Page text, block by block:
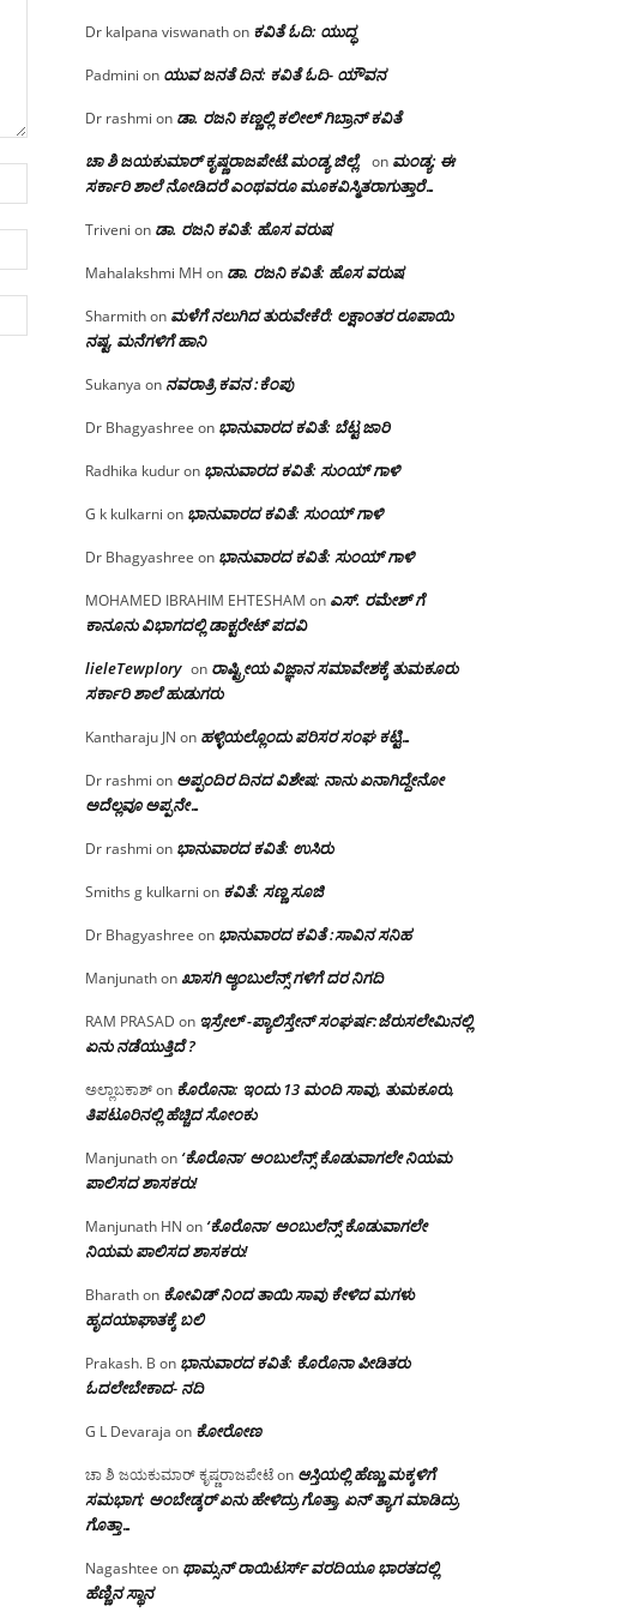
Website:
Dr kalpana viswanathon ಕವಿತೆ ಓದಿ: ಯುದ್ಧ
Padmini on ಯುವ ಜನತೆ ದಿನ: ಕವಿತೆ ಓದಿ- ಯೌವನ
Dr rashmi on ಡಾ. ರಜನಿ‌ ಕಣ್ಣಲ್ಲಿ ಕಲೀಲ್ ಗಿಬ್ರಾನ್ ಕವಿತೆ
ಚಾ ಶಿ ಜಯಕುಮಾರ್ ಕೃಷ್ಣರಾಜಪೇಟೆ.ಮಂಡ್ಯ ಜಿಲ್ಲೆ. on ಮಂಡ್ಯ: ಈ
ಸರ್ಕಾರಿ ಶಾಲೆ ನೋಡಿದರೆ ಎಂಥವರೂ ಮೂಕವಿಸ್ಮಿತರಾಗುತ್ತಾರೆ…
Triveni on ಡಾ. ರಜನಿ ಕವಿತೆ: ಹೊಸ ವರುಷ
Mahalakshmi MH on ಡಾ. ರಜನಿ ಕವಿತೆ: ಹೊಸ ವರುಷ
Sharmithon ಮಳೆಗೆ ನಲುಗಿದ ತುರುವೇಕೆರೆ: ಲಕ್ಷಾಂತರ ರೂಪಾಯಿ
ನಷ್ಟ, ಮನೆಗಳಿಗೆ ಹಾನಿ
Sukanya on ನವರಾತ್ರಿ ಕವನ :ಕೆಂಪು
Dr Bhagyashree on ಭಾನುವಾರದ ಕವಿತೆ: ಬೆಟ್ಟ ಜಾರಿ
Radhika kuduron ಭಾನುವಾರದ ಕವಿತೆ: ಸುಂಯ್ ಗಾಳಿ
G k kulkarni on ಭಾನುವಾರದ ಕವಿತೆ: ಸುಂಯ್ ಗಾಳಿ
Dr Bhagyashree on ಭಾನುವಾರದ ಕವಿತೆ: ಸುಂಯ್ ಗಾಳಿ
MOHAMED IBRAHIM EHTESHAM on ಎಸ್. ರಮೇಶ್ ಗೆ
ಕಾನೂನು ವಿಭಾಗದಲ್ಲಿ ಡಾಕ್ಟರೇಟ್ ಪದವಿ
lieleTewplory on ರಾಷ್ಟ್ರೀಯ ವಿಜ್ಞಾನ ಸಮಾವೇಶಕ್ಕೆ‌ ತುಮಕೂರು
ಸರ್ಕಾರಿ ಶಾಲೆ ಹುಡುಗರು
Kantharaju JN on ಹಳ್ಳಿಯಲ್ಲೊಂದು ಪರಿಸರ ಸಂಘ ಕಟ್ಟಿ…
Dr rashmi on ಅಪ್ಪಂದಿರ ದಿನದ ವಿಶೇಷ: ನಾನು ಏನಾಗಿದ್ದೇನೋ‌
ಅದೆಲ್ಲವೂ ಅಪ್ಪನೇ…
Dr rashmi on ಭಾನುವಾರದ ಕವಿತೆ: ಉಸಿರು
Smiths g kulkarni on ಕವಿತೆ: ಸಣ್ಣ ಸೂಜಿ
Dr Bhagyashree on ಭಾನುವಾರದ ಕವಿತೆ :ಸಾವಿನ ಸನಿಹ
Manjunathonಖಾಸಗಿ ಆ್ಯಂಬುಲೆನ್ಸ್ ಗಳಿಗೆ ದರ ನಿಗದಿ
RAM PRASAD on ಇಸ್ರೇಲ್ -ಪ್ಯಾಲಿಸ್ತೇನ್ ಸಂಘರ್ಷ:ಜೆರುಸಲೇಮಿನಲ್ಲಿ
ಏನು ನಡೆಯುತ್ತಿದೆ ?
ಅಲ್ಲಾಬಕಾಶ್on ಕೊರೊನಾ: ಇಂದು 13 ಮಂದಿ ಸಾವು, ತುಮಕೂರು,
ತಿಪಟೂರಿನಲ್ಲಿ ಹೆಚ್ಚಿದ ಸೋಂಕು
Manjunathon ‘ಕೊರೊನಾ’ ಅಂಬುಲೆನ್ಸ್ ಕೊಡುವಾಗಲೇ ನಿಯಮ
ಪಾಲಿಸದ ಶಾಸಕರು!
Manjunath HN on ‘ಕೊರೊನಾ’ ಅಂಬುಲೆನ್ಸ್ ಕೊಡುವಾಗಲೇ
ನಿಯಮ ಪಾಲಿಸದ ಶಾಸಕರು!
Bharathon ಕೋವಿಡ್ ನಿಂದ ತಾಯಿ ಸಾವು ಕೇಳಿದ ಮಗಳು
ಹೃದಯಾಘಾತಕ್ಕೆ ಬಲಿ
Prakash. B on ಭಾನುವಾರದ ಕವಿತೆ: ಕೊರೊನಾ ಪೀಡಿತರು
ಓದಲೇಬೇಕಾದ- ನದಿ
G L Devaraja on ಕೋರೋಣ
ಚಾ ಶಿ ಜಯಕುಮಾರ್ ಕೃಷ್ಣರಾಜಪೇಟೆon ಆಸ್ತಿಯಲ್ಲಿ ಹೆಣ್ಣು ಮಕ್ಕಳಿಗೆ
ಸಮಭಾಗ; ಅಂಬೇಡ್ಕರ್ ಏನು ಹೇಳಿದ್ರು ಗೊತ್ತಾ, ಏನ್ ತ್ಯಾಗ ಮಾಡಿದ್ರು
ಗೊತ್ತಾ…
Nagashtee on ಥಾಮ್ಸನ್ ರಾಯಿಟರ್ಸ್ ವರದಿಯೂ ಭಾರತದಲ್ಲಿ
ಹೆಣ್ಣಿನ ಸ್ಥಾನ‌